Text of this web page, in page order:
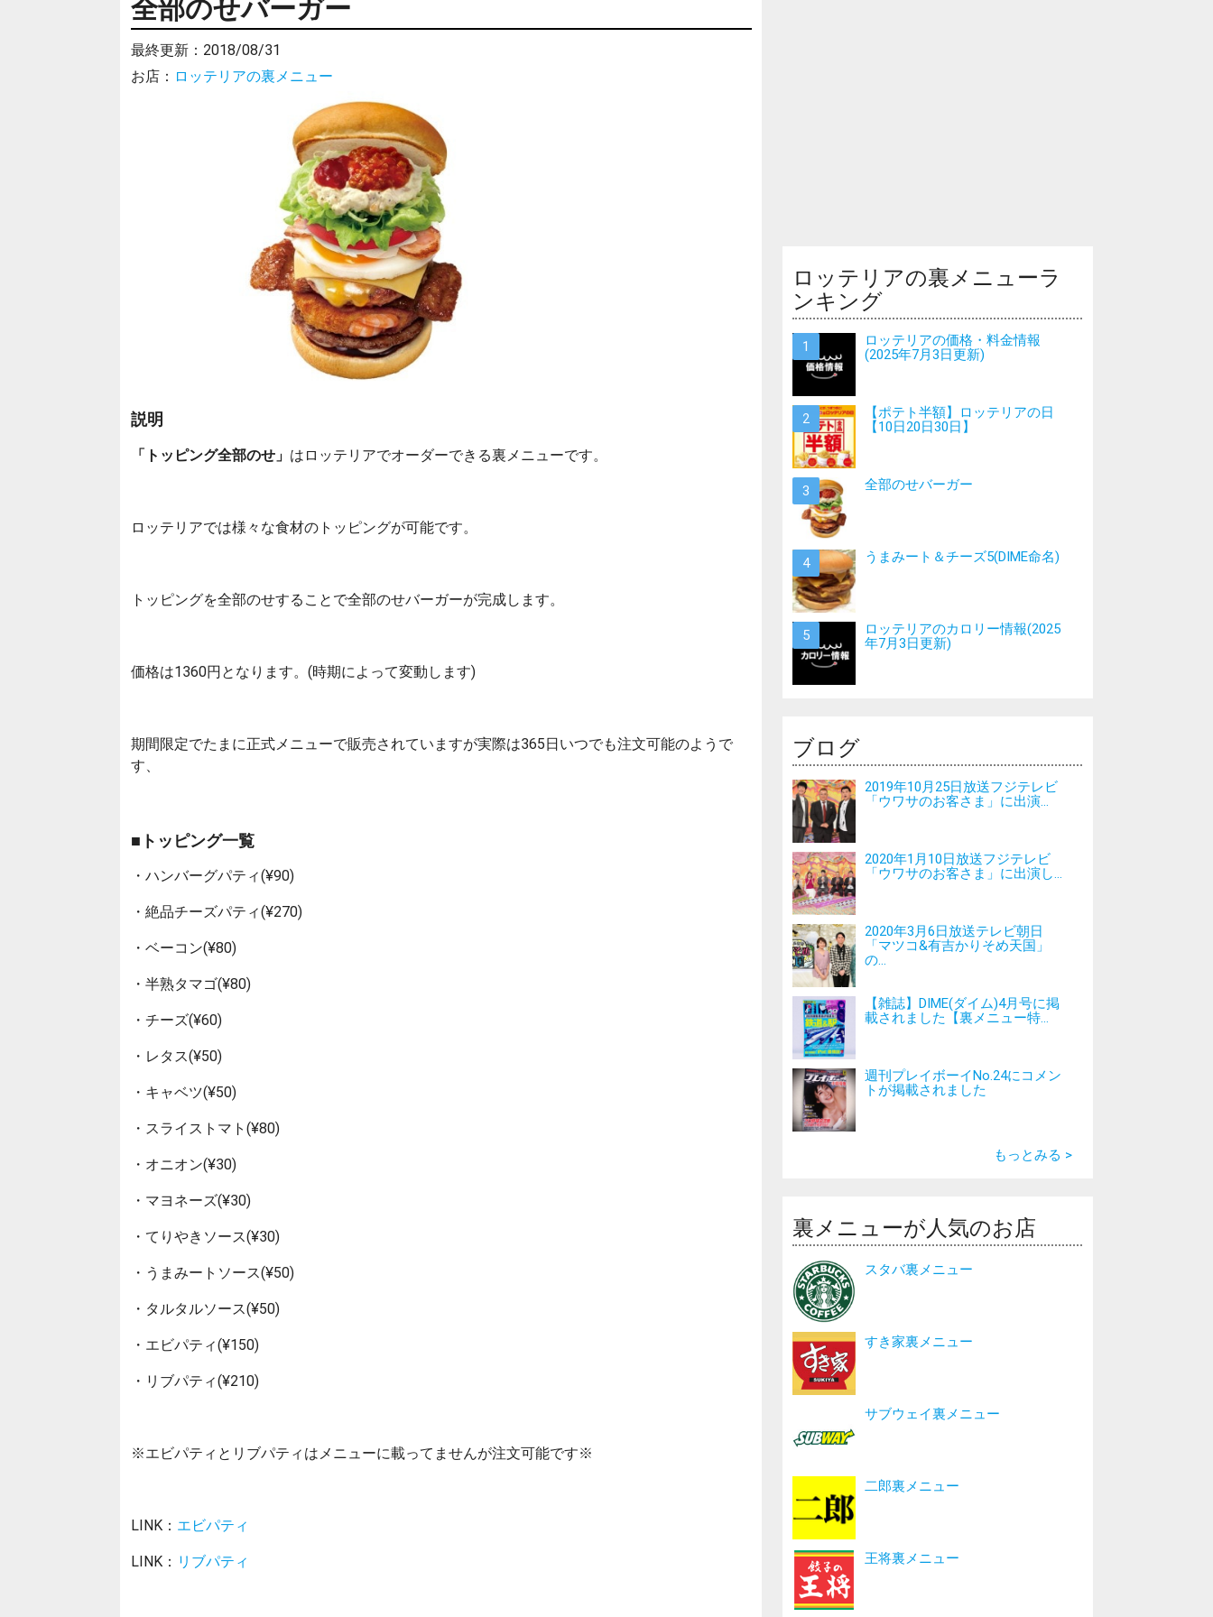
全部のせバーガー
最終更新： 2018/08/31
お店： ロッテリアの裏メニュー
説明
「トッピング全部のせ」 はロッテリアでオーダーできる裏メニューです。
ロッテリアでは様々な食材のトッピングが可能です。
トッピングを全部のせすることで全部のせバーガーが完成します。
価格は1360円となります。(時期によって変動します)
期間限定でたまに正式メニューで販売されていますが実際は365日いつでも注文可能のようで
す、
■トッピング一覧
・ハンバーグパティ(¥90)
・絶品チーズパティ(¥270)
・ベーコン(¥80)
・半熟タマゴ(¥80)
・チーズ(¥60)
・レタス(¥50)
・キャベツ(¥50)
・スライストマト(¥80)
・オニオン(¥30)
・マヨネーズ(¥30)
・てりやきソース(¥30)
・うまみートソース(¥50)
・タルタルソース(¥50)
・エビパティ(¥150)
・リブパティ(¥210)
※エビパティとリブパティはメニューに載ってませんが注文可能です※
LINK： エビパティ
LINK： リブパティ
ロッテリアの裏メニューラ
ンキング
ロッテリアの価格・料金情報
(2025年7月3日更新)
【ポテト半額】ロッテリアの日
【10日20日30日】
全部のせバーガー
うまみート＆チーズ5(DIME命名)
ロッテリアのカロリー情報(2025
年7月3日更新)
ブログ
2019年10月25日放送フジテレビ
「ウワサのお客さま」に出演...
2020年1月10日放送フジテレビ
「ウワサのお客さま」に出演し...
2020年3月6日放送テレビ朝日
「マツコ&有吉かりそめ天国」
の...
【雑誌】DIME(ダイム)4月号に掲
載されました【裏メニュー特...
週刊プレイボーイNo.24にコメン
トが掲載されました
もっとみる >
裏メニューが人気のお店
スタバ裏メニュー
すき家裏メニュー
サブウェイ裏メニュー
二郎裏メニュー
王将裏メニュー